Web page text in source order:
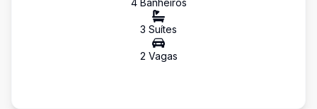
4Banheiros
3 Suítes
2 Vagas